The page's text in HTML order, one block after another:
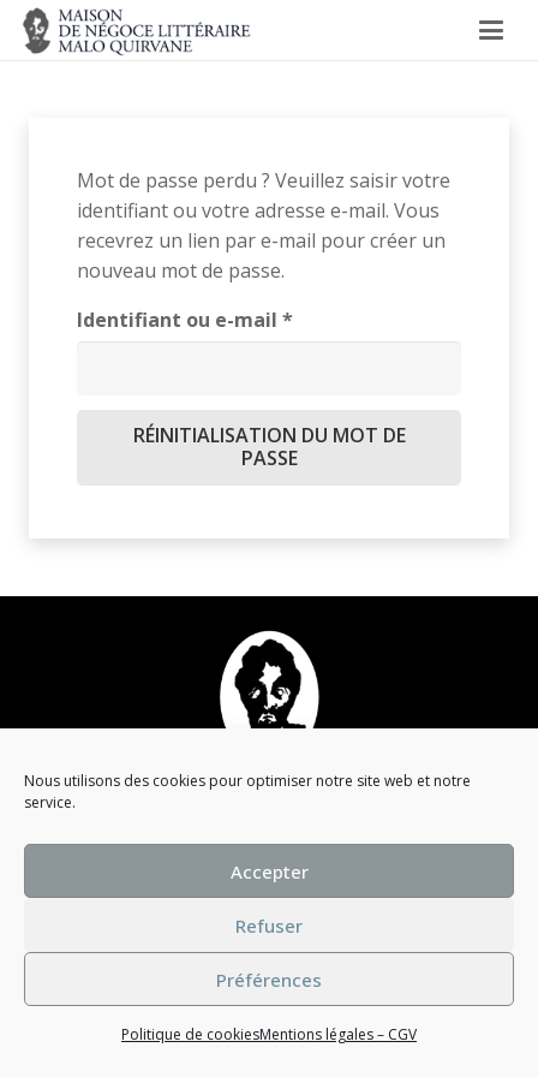
Nous utilisons des cookies pour optimiser notre site web et notre
service.
Accepter
Refuser
Préférences
Politique de cookiesMentions légales – CGV
Mot de passe perdu ? Veuillez saisir votre
identifiant ou votre adresse e-mail. Vous
recevrez un lien par e-mail pour créer un
nouveau mot de passe.
Identifiant ou e-mail *Obligatoire
RÉINITIALISATION DU MOT DE
PASSE
Qui est Malo Quirvane ?
Mentions légales
Conditions générales
© 2023 Maison Malo Quirvane